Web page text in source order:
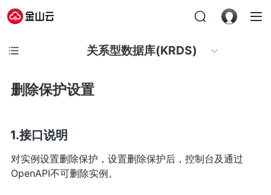
关系型数据库(KRDS)
删除保护设置
接口说明
对实例设置删除保护，设置删除保护后，控制台及通过
OpenAPI不可删除实例。